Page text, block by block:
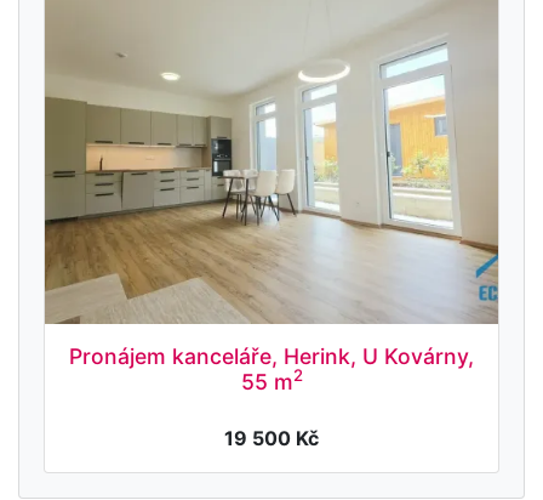
Pronájem kanceláře, Herink, U Kovárny,
55 m2
19 500 Kč